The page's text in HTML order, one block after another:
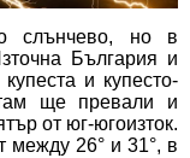
слънчево, но в
България и
и купесто-
ще превали и
от юг-югоизток.
между 26° и 31°, в